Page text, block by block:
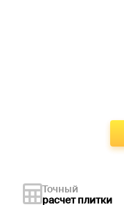
Точный
расчет плитки